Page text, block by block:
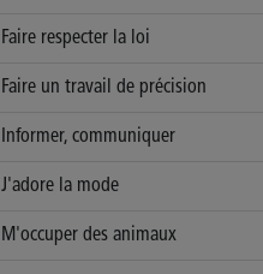
Faire respecter la loi
Faire un travail de précision
Informer, communiquer
J'adore la mode
M'occuper des animaux